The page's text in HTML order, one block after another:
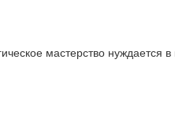
мастерство нуждается